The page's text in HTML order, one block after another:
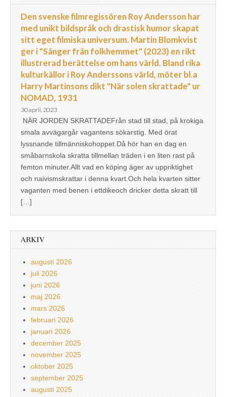
Den svenske filmregissören Roy Andersson har
med unikt bildspråk och drastisk humor skapat
sitt eget filmiska universum. Martin Blomkvist
ger i "Sånger från folkhemmet" (2023) en rikt
illustrerad berättelse om hans värld. Bland rika
kulturkällor i Roy Anderssons värld, möter bl.a
Harry Martinsons dikt "När solen skrattade" ur
NOMAD, 1931
30 april, 2023
NÄR JORDEN SKRATTADEFrån stad till stad, på krokiga
smala avvägargår vagantens sökarstig. Med örat
lyssnande tillmänniskohoppet.Då hör han en dag en
småbarnskola skratta tillmellan träden i en liten rast på
femton minuter.Allt vad en köping äger av uppriktighet
och naivismskrattar i denna kvart.Och hela kvarten sitter
vaganten med benen i ettdikeoch dricker detta skratt till
[…]
ARKIV
augusti 2026
juli 2026
juni 2026
maj 2026
mars 2026
februari 2026
januari 2026
december 2025
november 2025
oktober 2025
september 2025
augusti 2025